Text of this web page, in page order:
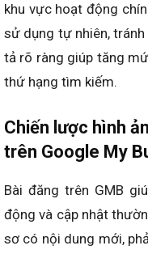
khu vực hoạt động
sử dụng tự nhiên,
tả rõ ràng giúp tăng
thứ hạng tìm kiếm.
Chiến lược hình
trên Google My
Bài đăng trên GMB
động và cập nhật
sơ có nội dung mới,